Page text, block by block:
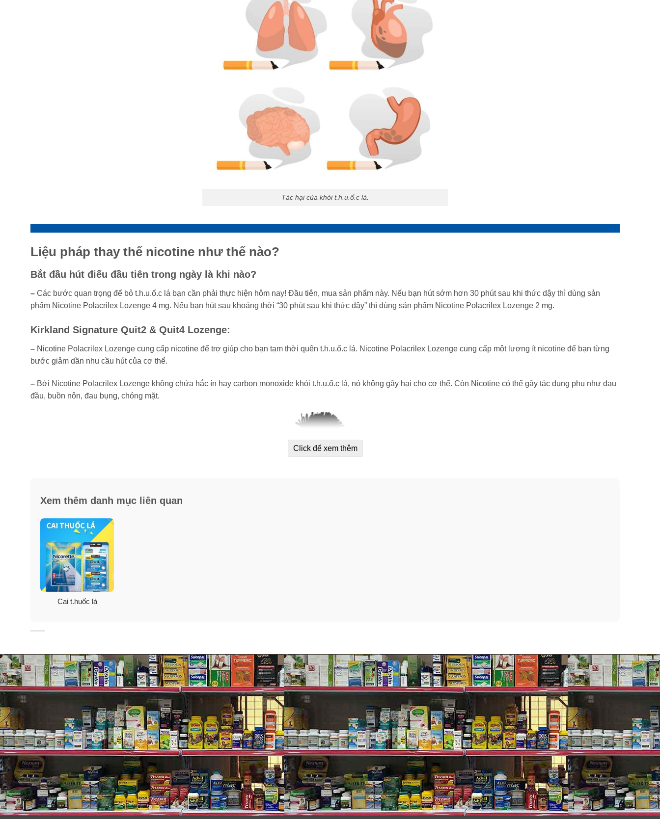
Tác hại của khói t.h.u.ố.c lá.
Liệu pháp thay thế nicotine như thế nào?
Bắt đầu hút điếu đầu tiên trong ngày là khi nào?
– Các bước quan trọng để bỏ t.h.u.ố.c lá bạn cần phải thực hiện hôm nay! Đầu tiên, mua sản phẩm này. Nếu bạn hút sớm hơn 30 phút sau khi thức dậy thì dùng sản
phẩm Nicotine Polacrilex Lozenge 4 mg. Nếu bạn hút sau khoảng thời “30 phút sau khi thức dậy” thì dùng sản phẩm Nicotine Polacrilex Lozenge 2 mg.
Kirkland Signature Quit2 & Quit4 Lozenge:
– Nicotine Polacrilex Lozenge cung cấp nicotine để trợ giúp cho bạn tạm thời quên t.h.u.ố.c lá. Nicotine Polacrilex Lozenge cung cấp một lượng ít nicotine để bạn từng
bước giảm dần nhu cầu hút của cơ thể.
– Bởi Nicotine Polacrilex Lozenge không chứa hắc ín hay carbon monoxide khói t.h.u.ố.c lá, nó không gây hại cho cơ thể. Còn Nicotine có thể gây tác dụng phụ như đau
đầu, buồn nôn, đau bụng, chóng mặt.
* Lần đầu cai t.h.u.ố.c?
–Chúng tôi có thể giúp bạn có một kế hoạch cá nhân để tối đa khả năng thành công.
* Tại SmokeFreeHabits.com/Costco bạn sẽ tìm thấy:
Kế hoạch cai tùy chỉnh để dừng lại phù hợp.
–Hỗ trợ công cụ tối ưu nỗ lực của bạn.
–Theo dõi sử dụng sản phẩm.
–Và hơn thế nữa! Để đăng ký chỉ cần mua bất kỳ những sản phẩm nào thay thế nicotine của SmokeFreeHabits.com/Costco.
Click để xem thêm
Xem thêm danh mục liên quan
Cai t.huốc lá